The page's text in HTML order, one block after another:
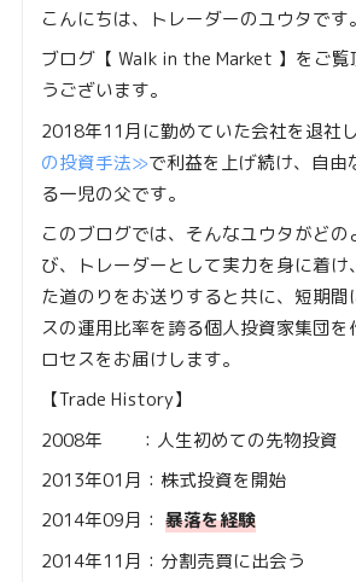
こんにちは、トレーダーのユウタです。
ブログ【 Walk in the Market 】をご覧
うございます。
2018年11月に勤めていた会社を退社
の投資手法≫で利益を上げ続け、自由
る一児の父です。
このブログでは、そんなユウタがどの
び、トレーダーとして実力を身に着け
た道のりをお送りすると共に、短期間
スの運用比率を誇る個人投資家集団
ロセスをお届けします。
【Trade History】
2008年 ：人生初めての先物投資
2013年01月：株式投資を開始
2014年09月： 暴落を経験
2014年11月：分割売買に出会う